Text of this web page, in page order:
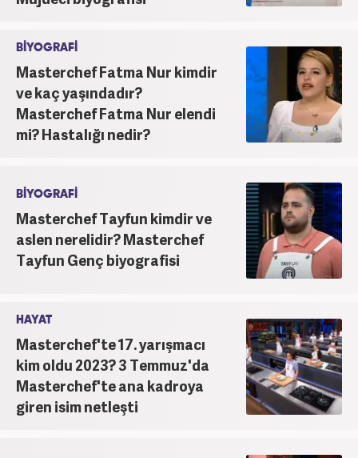
BİYOGRAFİ
Masterchef Fatma Nur kimdir
ve kaç yaşındadır?
Masterchef Fatma Nur elendi
mi? Hastalığı nedir?
BİYOGRAFİ
Masterchef Tayfun kimdir ve
aslen nerelidir? Masterchef
Tayfun Genç biyografisi
HAYAT
Masterchef'te 17. yarışmacı
kim oldu 2023? 3 Temmuz'da
Masterchef'te ana kadroya
giren isim netleşti